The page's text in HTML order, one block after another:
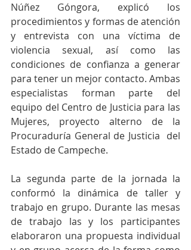
Núñez Góngora, explicó los
procedimientos y formas de atención
y entrevista con una víctima de
violencia sexual, así como las
condiciones de confianza a generar
para tener un mejor contacto. Ambas
especialistas forman parte del
equipo del Centro de Justicia para las
Mujeres, proyecto alterno de la
Procuraduría General de Justicia  del
Estado de Campeche.
La segunda parte de la jornada la
conformó la dinámica de taller y
trabajo en grupo. Durante las mesas
de trabajo las y los participantes
elaboraron una propuesta individual